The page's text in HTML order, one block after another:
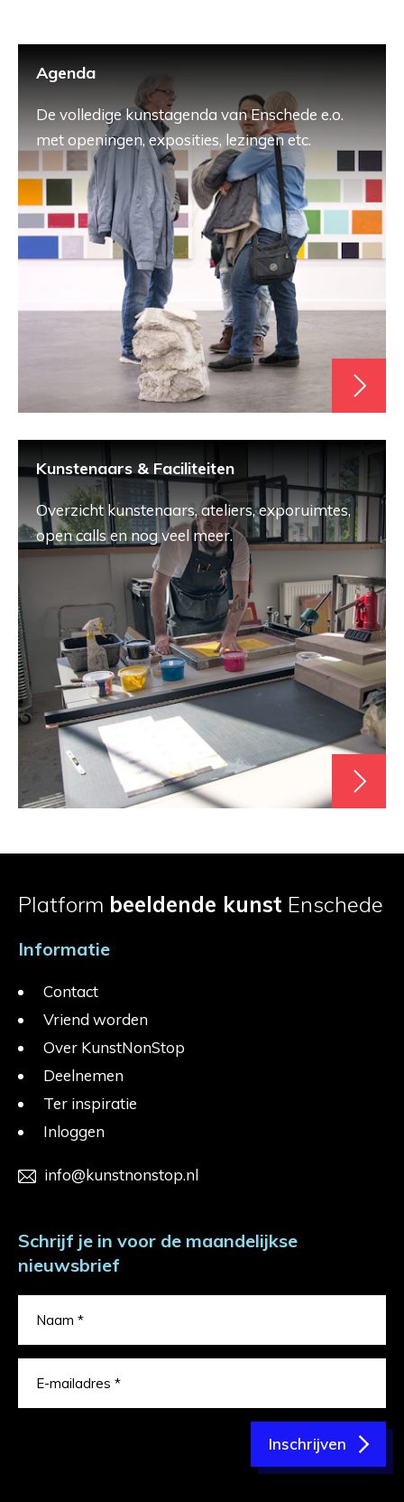
Agenda
De volledige kunstagenda van Enschede e.o.
met openingen, exposities, lezingen etc.
Kunstenaars & Faciliteiten
Overzicht kunstenaars, ateliers, exporuimtes,
open calls en nog veel meer.
Platform beeldende kunst Enschede
Informatie
Contact
Vriend worden
Over KunstNonStop
Deelnemen
Ter inspiratie
Inloggen
info@kunstnonstop.nl
Schrijf je in voor de maandelijkse
nieuwsbrief
Inschrijven